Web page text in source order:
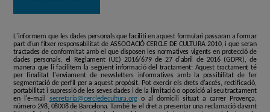
L'informem que les dades personals que faciliti en aquest formulari passaran a formar
part d'un fitxer responsabilitat de ASSOCIACIÓ CERCLE DE CULTURA 2010, i que seran
tractades de conformitat amb el que disposen les normatives vigents en protecció de
dades personals, el Reglament (UE) 2016/679 de 27 d'abril de 2016 (GDPR), de
manera que li facilitem la següent informació del tractament: Aquest tractament té
per finalitat l'enviament de newsletters informatives amb la possibilitat de fer
segmentació de perfil per a aquest propòsit. Pot exercir els drets d'accés, rectificació,
portabilitat i supressió de les seves dades i de la limitació o oposició al seu tractament
en l'e-mail secretaria@cercledecultura.orgo al domicili situat a carrer Provença,
número 298, 08008 de Barcelona. També te el dret a presentar una reclamació davant